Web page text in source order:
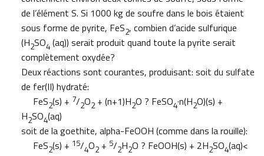
de l’élément S. Si 1000 kg de soufre dans le bois étaient
sous forme de pyrite, FeS2, combien d’acide sulfurique
(H2SO4 (aq)) serait produit quand toute la pyrite serait
complètement oxydée?
Deux réactions sont courantes, produisant: soit du sulfate
de fer(II) hydraté:
FeS2(s) + 7/2O2 + (n+1)H2O ? FeSO4·n(H2O)(s) +
H2SO4(aq)
soit de la goethite, alpha-FeOOH (comme dans la rouille):
FeS2(s) + 15/4O2 + 5/2H2O ? FeOOH(s) + 2H2SO4(aq)<